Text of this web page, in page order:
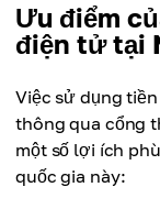
Ưu điểm
điện tử tại
Việc sử dụng
thông qua cổng
một số lợi ích
quốc gia này: